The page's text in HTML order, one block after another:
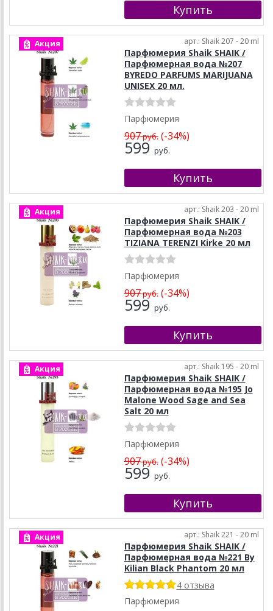
Акция арт.: Shaik 207 - 20 ml
Парфюмерия Shaik SHAIK /
Парфюмерная вода №207
BYREDO PARFUMS MARIJUANA
UNISEX 20 мл.
Парфюмерия
907руб.(-34%)
599 руб.
Акция арт.: Shaik 203 - 20 ml
Парфюмерия Shaik SHAIK /
Парфюмерная вода №203
TIZIANA TERENZI Kirke 20 мл
Парфюмерия
907руб.(-34%)
599 руб.
Акция арт.: Shaik 195 - 20 ml
Парфюмерия Shaik SHAIK /
Парфюмерная вода №195 Jo
Malone Wood Sage and Sea
Salt 20 мл
Парфюмерия
907руб.(-34%)
599 руб.
Акция арт.: Shaik 221 - 20 ml
Парфюмерия Shaik SHAIK /
Парфюмерная вода №221 By
Kilian Black Phantom 20 мл
4 отзыва
Парфюмерия